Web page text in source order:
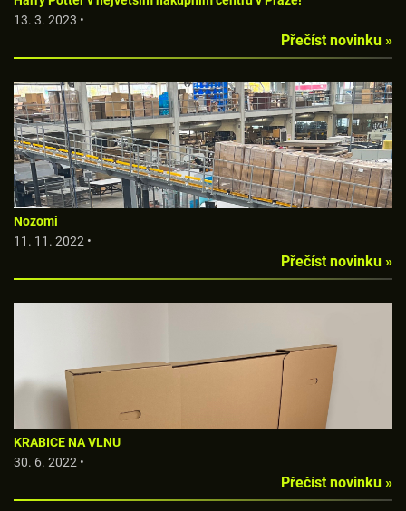
13. 3. 2023 •
Přečíst novinku »
Nozomi
11. 11. 2022 •
Přečíst novinku »
KRABICE NA VLNU
30. 6. 2022 •
Přečíst novinku »